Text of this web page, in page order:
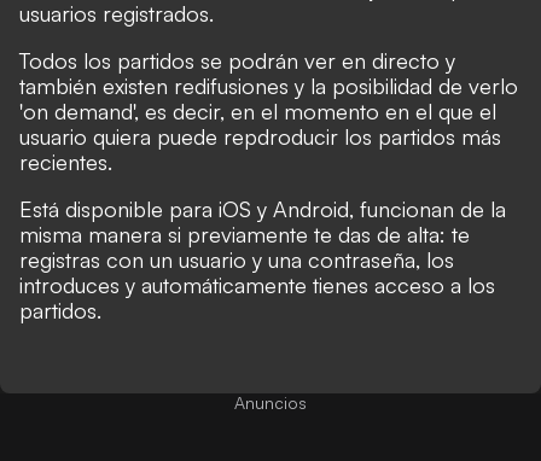
usuarios registrados.
Todos los partidos se podrán ver en directo y
también existen redifusiones y la posibilidad de verlo
'on demand', es decir, en el momento en el que el
usuario quiera puede repdroducir los partidos más
recientes.
Está disponible para iOS y Android, funcionan de la
misma manera si previamente te das de alta: te
registras con un usuario y una contraseña, los
introduces y automáticamente tienes acceso a los
partidos.
Anuncios